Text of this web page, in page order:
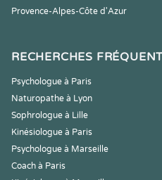
Provence-Alpes-Côte d'Azur
RECHERCHES
Psychologue à Paris
Naturopathe à Lyon
Sophrologue à Lille
Kinésiologue à Paris
Psychologue à Marseille
Coach à Paris